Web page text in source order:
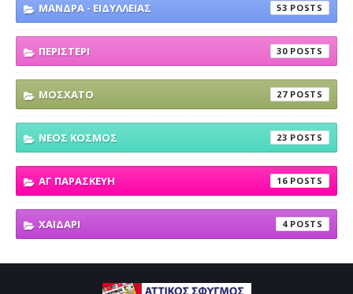
ΜΑΝΔΡΑ - ΕΙΔΥΛΛΕΙΑΣ 53
ΠΕΡΙΣΤΕΡΙ 30
ΜΟΣΧΑΤΟ 27
ΝΕΟΣ ΚΟΣΜΟΣ 23
ΑΓ ΠΑΡΑΣΚΕΥΗ 16
ΧΑΙΔΑΡΙ 4